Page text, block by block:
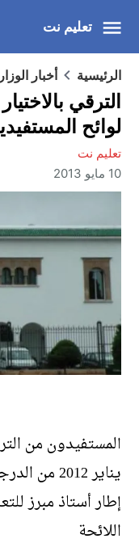
تعليم نت
الرئيسية أخبار
لوائح
تعليم نت
10 مايو 2013
المستفيدون من
يناير
إطار أستاذ مبرز
اللائحة